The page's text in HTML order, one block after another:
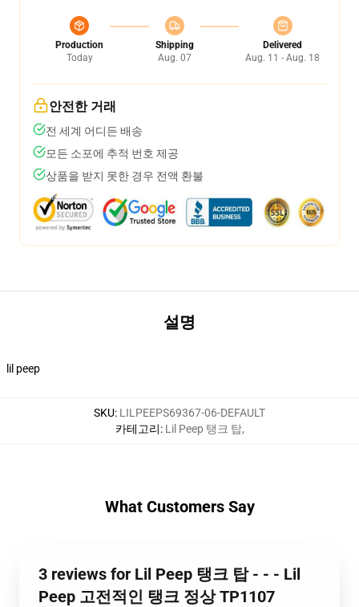
Production
Today
Shipping
Aug. 07
Delivered
Aug. 11 - Aug. 18
안전한 거래
전 세계 어디든 배송
모든 소포에 추적 번호 제공
상품을 받지 못한 경우 전액 환불
설명
lil peep
SKU: LILPEEPS69367-06-DEFAULT
카테고리: Lil Peep 탱크 탑,
What Customers Say
3 reviews for Lil Peep 탱크 탑 - - - Lil
Peep 고전적인 탱크 정상 TP1107